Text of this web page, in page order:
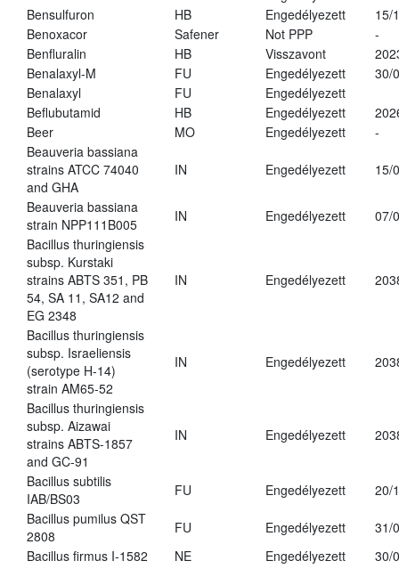
Bensulfuron
HB Engedélyezett
15/
Benoxacor
Safener Not PPP
-
Benfluralin
HB Visszavont
Benalaxyl-M
FU Engedélyezett
30/
Benalaxyl
FU
Engedélyezett
Beflubutamid
HB Engedélyezett
Beer
MO Engedélyezett
-
Beauveria bassiana
strains ATCC 74040
and GHA
IN Engedélyezett 15/
Beauveria bassiana
strain NPP111B005
IN Engedélyezett
07/
Bacillus thuringiensis
subsp. Kurstaki
strains ABTS 351, PB
54, SA 11, SA12 and
EG 2348
IN Engedélyezett
Bacillus thuringiensis
subsp. Israeliensis
(serotype H-14)
strain AM65-52
IN Engedélyezett
Bacillus thuringiensis
subsp. Aizawai
strains ABTS-1857
and GC-91
IN Engedélyezett
Bacillus subtilis
IAB/BS03
FU Engedélyezett
20/
Bacillus pumilus QST
2808
FU Engedélyezett
31/
Bacillus firmus I-1582
NE Engedélyezett
30/